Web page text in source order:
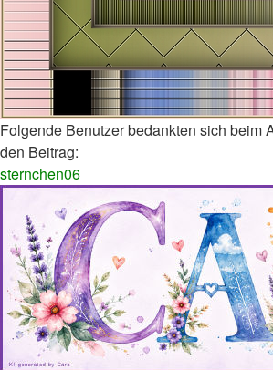
Folgende Benutzer bedankten sich beim
den Beitrag:
sternchen06